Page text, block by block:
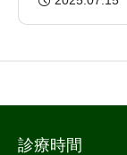
診療時間